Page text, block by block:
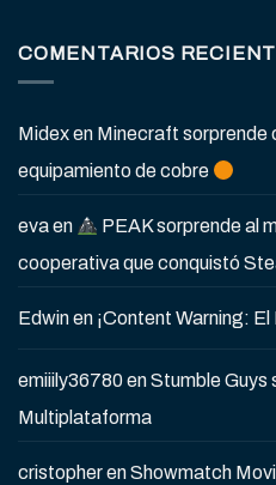
COMENTARIOS
Midexen Minecraft sorprende
equipamiento de cobre
evaen
PEAK sorprende al
cooperativa que conquistó
Edwinen ¡Content Warning:
emiiily36780enStumble Guys
Multiplataforma
cristopherenShowmatch